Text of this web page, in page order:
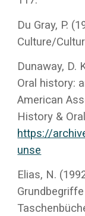
Du Gray, P.
Culture/
Dunaway, D.
Oral history:
American
History &
https://
unse
Elias, N.